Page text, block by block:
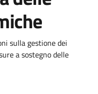
sulla gestione dei
a sostegno delle